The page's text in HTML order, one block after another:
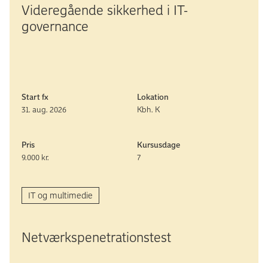
Videre­gående sikkerhed i IT-
governance
Start fx
31. aug. 2026
Lokation
Kbh. K
Pris
9.000 kr.
Kursusdage
7
IT og multimedie
Netværks­pene­trations­test